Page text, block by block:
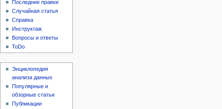
Последние правки
Случайная статья
Справка
Инструктаж
Вопросы и ответы
ToDo
Энциклопедия
анализа данных
Популярные и
обзорные статьи
Публикации